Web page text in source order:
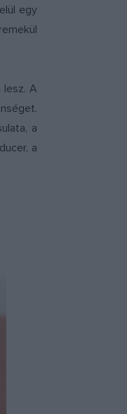
egy
lesz. A
a
a